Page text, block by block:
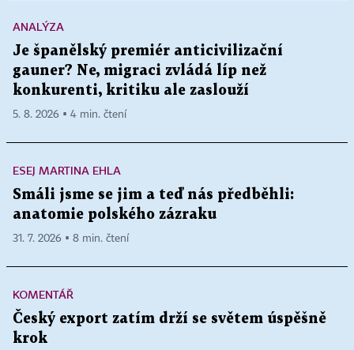
ANALÝZA
Je španělský premiér anticivilizační
gauner? Ne, migraci zvládá líp než
konkurenti, kritiku ale zaslouží
5. 8. 2026 ▪ 4 min. čtení
ESEJ MARTINA EHLA
Smáli jsme se jim a teď nás předběhli:
anatomie polského zázraku
31. 7. 2026 ▪ 8 min. čtení
KOMENTÁŘ
Český export zatím drží se světem úspěšně
krok